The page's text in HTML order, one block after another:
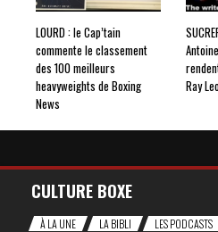
LOURD : le Cap’tain
commente le classement
des 100 meilleurs
heavyweights de Boxing
News
Ray
CULTURE BOXE
À LA UNE LA BIBLI
LES PODCASTS